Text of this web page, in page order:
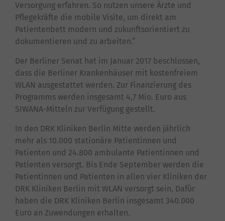
Versorgung erfahren. So nutzen unsere Ärzte und
Pflegekräfte die mobile Visite, um direkt am
Patientenbett modern und zukunftsorientiert zu
dokumentieren und zu arbeiten.“
Der Berliner Senat hat im Januar 2017 beschlossen,
dass die Berliner Krankenhäuser mit kostenfreiem
WLAN ausgestattet werden. Zur Finanzierung des
Programms werden insgesamt 4,7 Mio. Euro aus
SIWANA-Mitteln zur Verfügung gestellt.
In den DRK Kliniken Berlin Mitte werden jährlich
mehr als 10.000 stationäre Patientinnen und
Patienten und 24.800 ambulante Patientinnen und
Patienten versorgt. Bis Ende September werden die
Patientinnen und Patienten in allen vier Kliniken der
DRK Kliniken Berlin mit WLAN versorgt sein. Dafür
haben die DRK Kliniken Berlin insgesamt 340.000
Euro an Zuwendungen erhalten.